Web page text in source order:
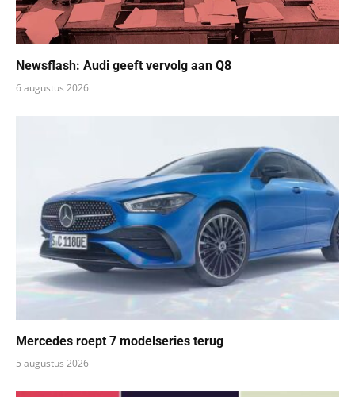
Newsflash: Audi geeft vervolg aan Q8
6 augustus 2026
Mercedes roept 7 modelseries terug
5 augustus 2026